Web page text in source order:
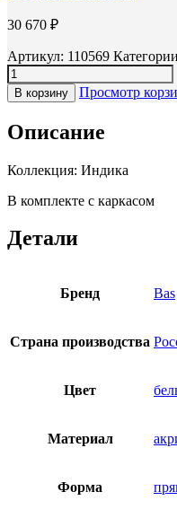
30 670 ₽
Артикул: 110569
В корзину Просмотр
Описание
Коллекция: Индика
В комплекте с каркасом
Детали
Бренд Bas
Страна производства
Цвет
Материал
Форма